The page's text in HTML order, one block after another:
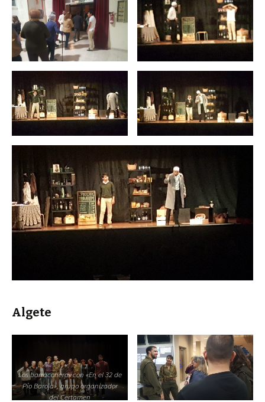
Algete
Los barraconeros con «En el 32 de
Pío Baroja», grupo organizador
del Certamen